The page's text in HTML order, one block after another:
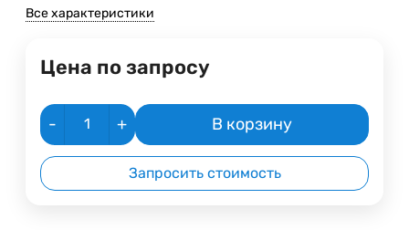
Все характеристики
Цена по запросу
- + В корзину
Запросить стоимость